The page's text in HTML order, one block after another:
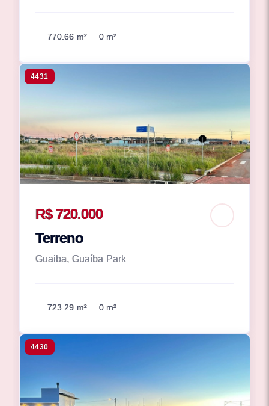
770.66 m² 0 m²
4431
R$ 720.000
Terreno
Guaiba, Guaíba Park
723.29 m² 0 m²
4430